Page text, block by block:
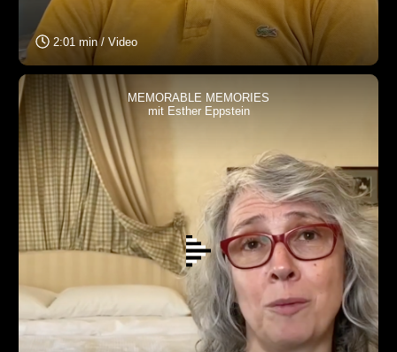
2:01 min / Video
MEMORABLE MEMORIES
mit Esther Eppstein